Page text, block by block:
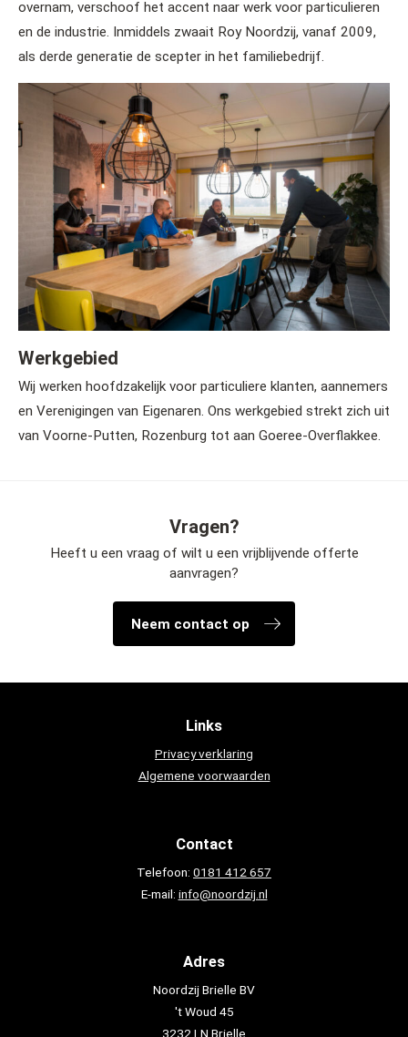
overnam, verschoof het accent naar werk voor particulieren
en de industrie. Inmiddels zwaait Roy Noordzij, vanaf 2009,
als derde generatie de scepter in het familiebedrijf.
Werkgebied
Wij werken hoofdzakelijk voor particuliere klanten, aannemers
en Verenigingen van Eigenaren. Ons werkgebied strekt zich uit
van Voorne-Putten, Rozenburg tot aan Goeree-Overflakkee.
Vragen?
Heeft u een vraag of wilt u een vrijblijvende offerte
aanvragen?
Neem contact op
Links
Privacy verklaring
Algemene voorwaarden
Contact
Telefoon: 0181 412 657
E-mail: info@noordzij.nl
Adres
Noordzij Brielle BV
't Woud 45
3232 LN Brielle